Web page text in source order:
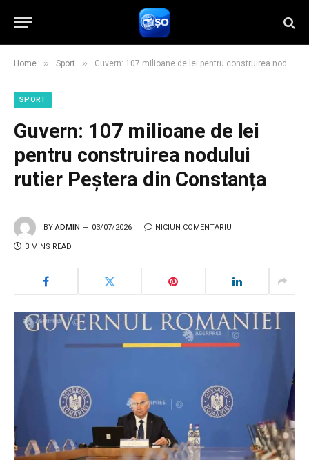
Home » Sport » Guvern: 107 milioane de lei pentru construirea nodului rutier Peștera din Constanța
SPORT
Guvern: 107 milioane de lei
pentru construirea nodului
rutier Peștera din Constanța
BY ADMIN 03/07/2026 NICIUN COMENTARIU
3 MINS READ